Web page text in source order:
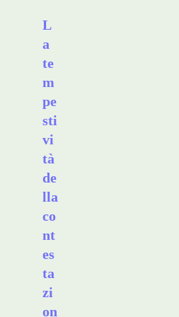
L
a
te
m
pe
sti
vi
tà
de
lla
co
nt
es
ta
zi
on